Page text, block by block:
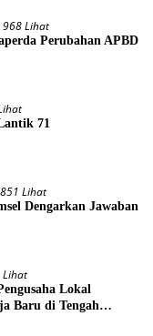
968 Lihat
Perubahan APBD
71
851 Lihat
Dengarkan Jawaban
Lihat
Lokal
Baru di Tengah